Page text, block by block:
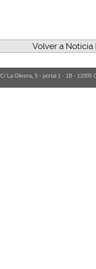
Volver a Noticia
La Olivera, 5 - portal 1 - 1B - 12005